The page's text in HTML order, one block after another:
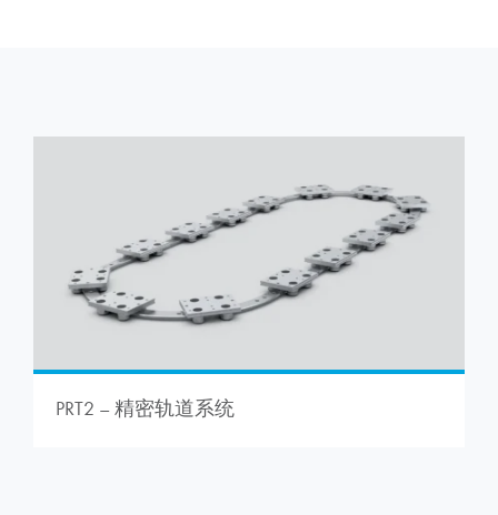
PRT2 – 精密轨道系统